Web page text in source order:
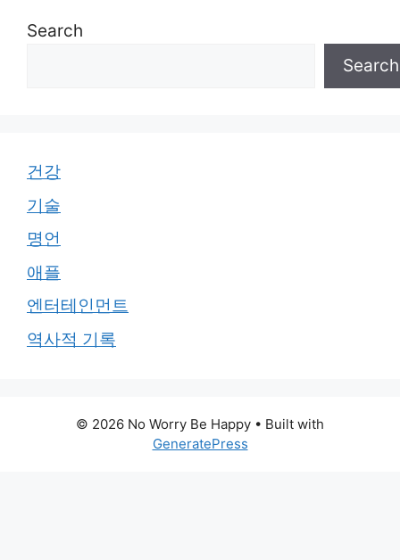
Search
Search
건강
기술
명언
애플
엔터테인먼트
역사적 기록
© 2026 No Worry Be Happy • Built with
GeneratePress